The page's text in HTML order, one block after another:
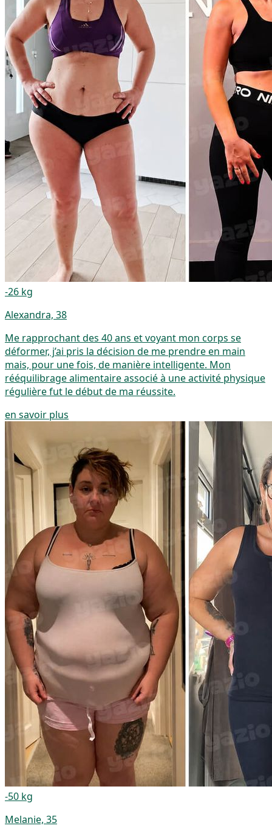
-26 kg
Alexandra, 38
Me rapprochant des 40 ans et voyant mon corps se
déformer, j’ai pris la décision de me prendre en main
mais, pour une fois, de manière intelligente. Mon
rééquilibrage alimentaire associé à une activité physique
régulière fut le début de ma réussite.
en savoir plus
-50 kg
Melanie, 35